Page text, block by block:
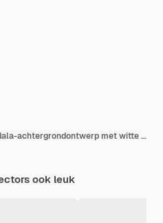
Decoratief kleurrijk mandala-achtergrondontwerp met witte achtergrond
ook leuk